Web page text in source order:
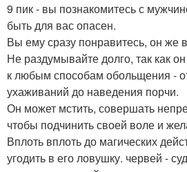
9 пик - вы познакомитесь с
быть для вас опасен.
Вы ему сразу понравитесь, он же
Не раздумывайте долго, так как
к любым способам обольщения -
ухаживаний до наведения порчи.
Он может мстить, совершать
чтобы подчинить своей воле и
Вплоть вплоть до магических
угодить в его ловушку. червей -